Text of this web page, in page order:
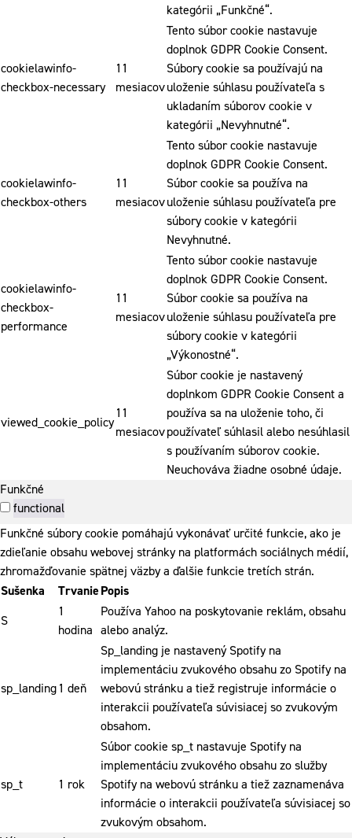
kategórii „Funkčné“.
cookielawinfo-
checkbox-necessary
11
mesiacov
Tento súbor cookie nastavuje
doplnok GDPR Cookie Consent.
Súbory cookie sa používajú na
uloženie súhlasu používateľa s
ukladaním súborov cookie v
kategórii „Nevyhnutné“.
cookielawinfo-
checkbox-others
11
mesiacov
Tento súbor cookie nastavuje
doplnok GDPR Cookie Consent.
Súbor cookie sa používa na
uloženie súhlasu používateľa pre
súbory cookie v kategórii
Nevyhnutné.
cookielawinfo-
checkbox-
performance
11
mesiacov
Tento súbor cookie nastavuje
doplnok GDPR Cookie Consent.
Súbor cookie sa používa na
uloženie súhlasu používateľa pre
súbory cookie v kategórii
„Výkonostné“.
viewed_cookie_policy
11
mesiacov
Súbor cookie je nastavený
doplnkom GDPR Cookie Consent a
používa sa na uloženie toho, či
používateľ súhlasil alebo nesúhlasil
s používaním súborov cookie.
Neuchováva žiadne osobné údaje.
Funkčné
functional
Funkčné súbory cookie pomáhajú vykonávať určité funkcie, ako je
zdieľanie obsahu webovej stránky na platformách sociálnych médií,
zhromažďovanie spätnej väzby a ďalšie funkcie tretích strán.
Sušenka
TrvaniePopis
S
1
hodina
Používa Yahoo na poskytovanie reklám, obsahu
alebo analýz.
sp_landing1 deň
Sp_landing je nastavený Spotify na
implementáciu zvukového obsahu zo Spotify na
webovú stránku a tiež registruje informácie o
interakcii používateľa súvisiacej so zvukovým
obsahom.
sp_t 1 rok
Súbor cookie sp_t nastavuje Spotify na
implementáciu zvukového obsahu zo služby
Spotify na webovú stránku a tiež zaznamenáva
informácie o interakcii používateľa súvisiacej so
zvukovým obsahom.